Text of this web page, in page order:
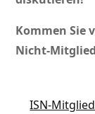
Kommen Sie
Nicht-
ISN-